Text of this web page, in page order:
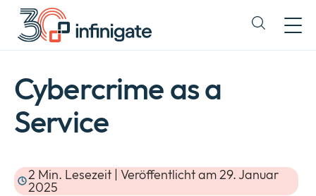
Zum
Inhalt
wechseln
Expand
Cybercrime as a
Service
2 Min. Lesezeit | Veröffentlicht am 29. Januar
2025